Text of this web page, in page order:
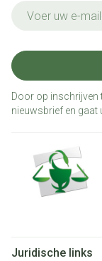
Door op inschrijven
nieuwsbrief en
Juridische links